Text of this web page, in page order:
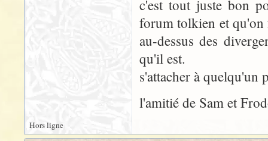
c'est tout juste bon
forum tolkien et qu'on
au-dessus des
qu'il est.
s'attacher à
l'amitié de Sam et
Hors ligne